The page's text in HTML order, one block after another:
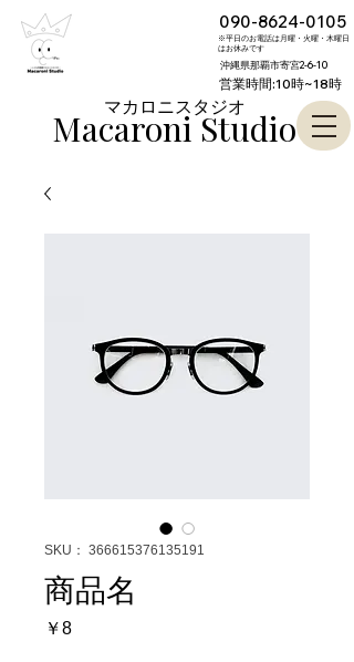
090-8624-0105
※平日のお電話は月曜・火曜・木曜日
はお休みです
沖縄県那覇市寄宮2-6-10
営業時間:10時~18時
Macaroni Studio
​マカロニスタジオ
SKU： 366615376135191
商品名
￥8価